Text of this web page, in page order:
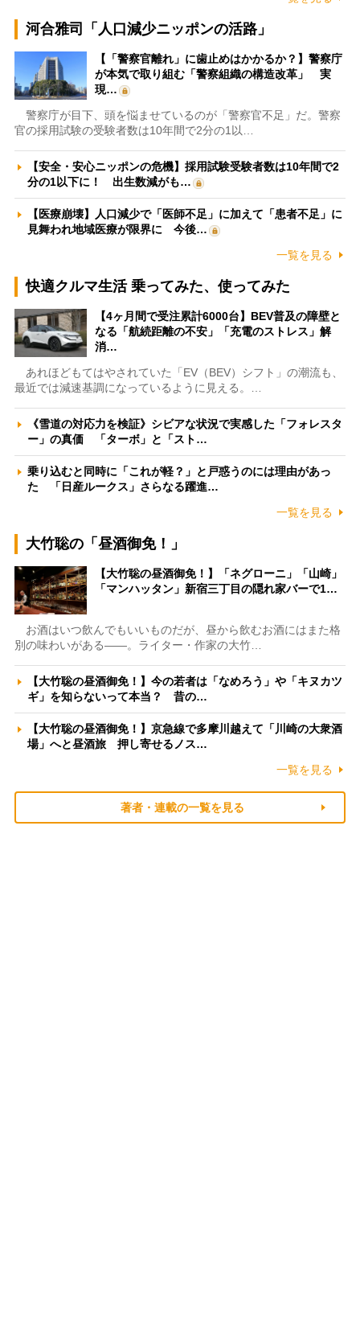
河合雅司「人口減少ニッポンの活路」
【「警察官離れ」に歯止めはかかるか？】警察庁
が本気で取り組む「警察組織の構造改革」 実
現…
警察庁が目下、頭を悩ませているのが「警察官不足」だ。警察
官の採用試験の受験者数は10年間で2分の1以…
【安全・安心ニッポンの危機】採用試験受験者数は10年間で2
分の1以下に！ 出生数減がも…
【医療崩壊】人口減少で「医師不足」に加えて「患者不足」に
見舞われ地域医療が限界に 今後…
一覧を見る
快適クルマ生活 乗ってみた、使ってみた
【4ヶ月間で受注累計6000台】BEV普及の障壁と
なる「航続距離の不安」「充電のストレス」解
消…
あれほどもてはやされていた「EV（BEV）シフト」の潮流も、
最近では減速基調になっているように見える。…
《雪道の対応力を検証》シビアな状況で実感した「フォレスタ
ー」の真価 「ターボ」と「スト…
乗り込むと同時に「これが軽？」と戸惑うのには理由があっ
た 「日産ルークス」さらなる躍進…
一覧を見る
大竹聡の「昼酒御免！」
【大竹聡の昼酒御免！】「ネグローニ」「山崎」
「マンハッタン」新宿三丁目の隠れ家バーで1…
お酒はいつ飲んでもいいものだが、昼から飲むお酒にはまた格
別の味わいがある――。ライター・作家の大竹…
【大竹聡の昼酒御免！】今の若者は「なめろう」や「キヌカツ
ギ」を知らないって本当？ 昔の…
【大竹聡の昼酒御免！】京急線で多摩川越えて「川崎の大衆酒
場」へと昼酒旅 押し寄せるノス…
一覧を見る
著者・連載の一覧を見る